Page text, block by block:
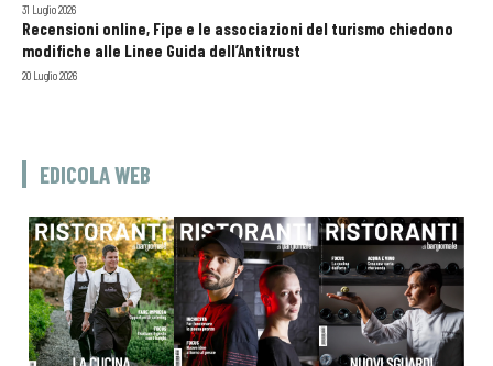
31 Luglio 2026
Recensioni online, Fipe e le associazioni del turismo chiedono
modifiche alle Linee Guida dell’Antitrust
20 Luglio 2026
EDICOLA WEB